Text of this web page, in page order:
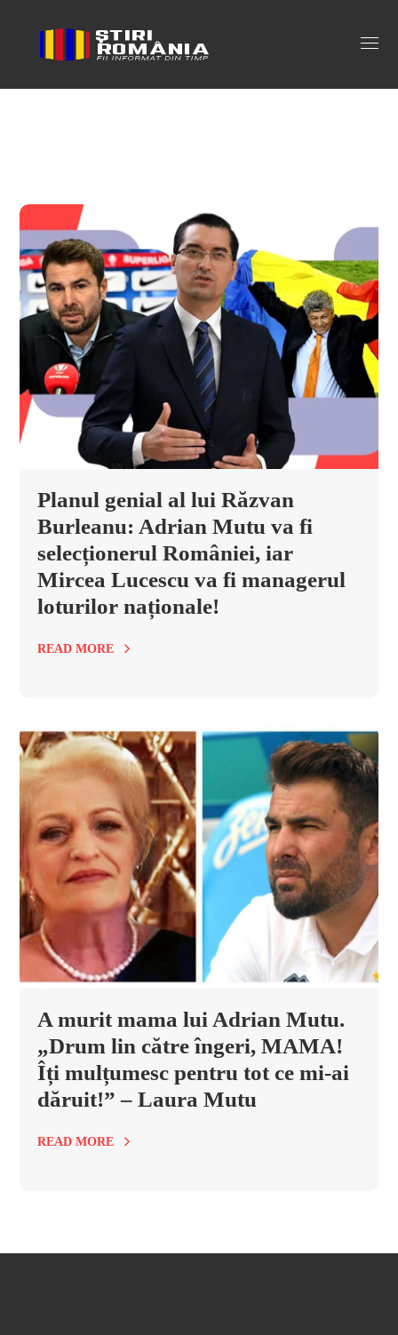
mutu Tag
Planul genial al lui Răzvan
Burleanu: Adrian Mutu va fi
selecționerul României, iar
Mircea Lucescu va fi managerul
loturilor naționale!
READ MORE
A murit mama lui Adrian Mutu.
„Drum lin către îngeri, MAMA!
Îți mulțumesc pentru tot ce mi-ai
dăruit!” – Laura Mutu
READ MORE